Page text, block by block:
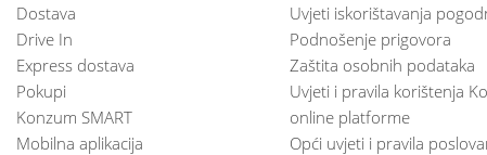
Dostava
Drive In
Express dostava
Pokupi
Konzum SMART
Mobilna aplikacija
Uvjeti iskorištavanja
Podnošenje prigovora
Zaštita osobnih podataka
Uvjeti i pravila korištenja
online platforme
Opći uvjeti i pravila